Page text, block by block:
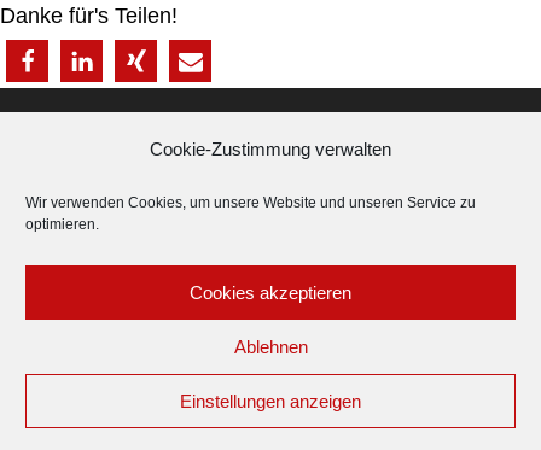
Cookie-Zustimmung verwalten
Wir verwenden Cookies, um unsere Website und unseren Service zu
optimieren.
Cookies akzeptieren
Ablehnen
Einstellungen anzeigen
Danke für's Teilen!
IMPRESSUM∙
DATENSCHUTZERKLÄRUNG∙AGB ∙
PARTNERBEREICH ∙
Connex GmbH. Alle Rechte vorbehalten.